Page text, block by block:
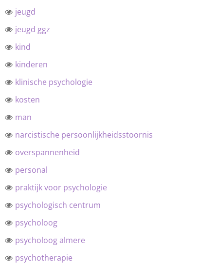
jeugd
jeugd ggz
kind
kinderen
klinische psychologie
kosten
man
narcistische persoonlijkheidsstoornis
overspannenheid
personal
praktijk voor psychologie
psychologisch centrum
psycholoog
psycholoog almere
psychotherapie